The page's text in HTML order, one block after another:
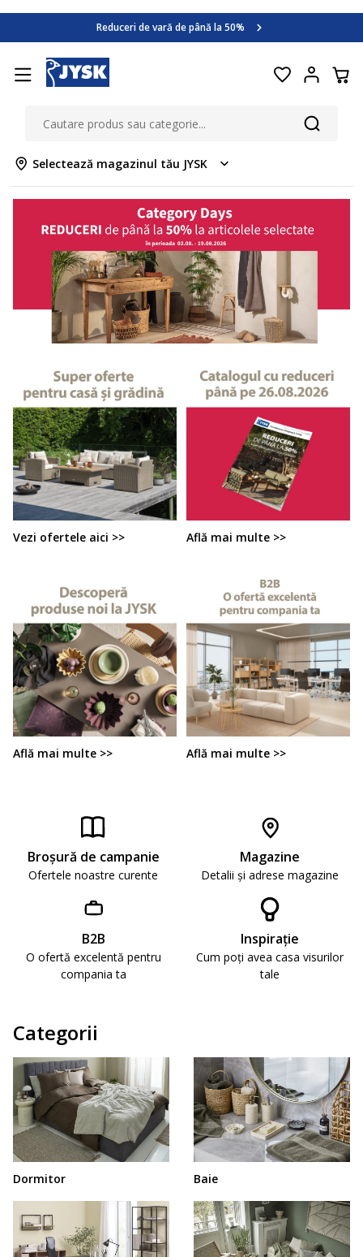
Category Days
Reduceri de vară de până la 50%
Află mai multe >>
Reduceri de vară de până la 50%
Selectează magazinul tău JYSK
Vezi ofertele aici >> Află mai multe >>
Află mai multe >> Află mai multe >>
Broşură de campanie
Ofertele noastre curente
Magazine
Detalii și adrese magazine
B2B
O ofertă excelentă pentru
compania ta
Inspirație
Cum poți avea casa visurilor
tale
Categorii
Dormitor Baie